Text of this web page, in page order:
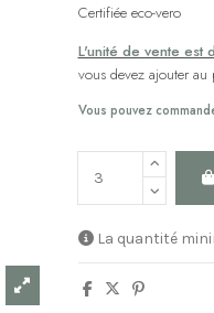
Certifiée eco-vero
L'unité de vente est
vous devez ajouter
Vous pouvez
La quantité